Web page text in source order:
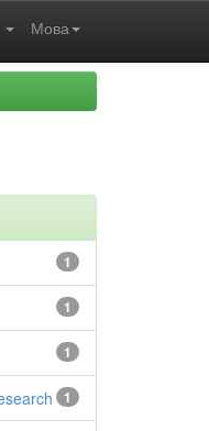
Мова
1
1
1
1